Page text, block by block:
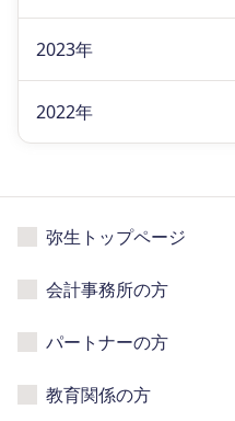
2023年
2022年
弥生トップページ
会計事務所の方
パートナーの方
教育関係の方